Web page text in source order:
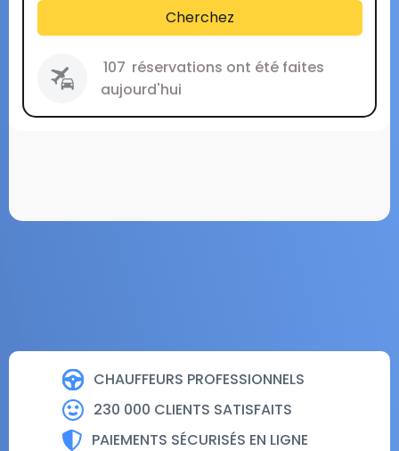
CHAUFFEURS PROFESSIONNELS
230 000 CLIENTS SATISFAITS
PAIEMENTS SÉCURISÉS EN LIGNE
Cherchez
107 réservations ont été faites
aujourd'hui